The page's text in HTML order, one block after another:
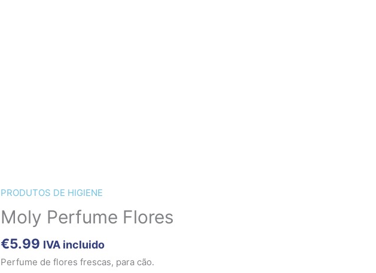
PRODUTOS DE HIGIENE
Moly Perfume Flores
€5.99 IVA incluido
Perfume de flores frescas, para cão.